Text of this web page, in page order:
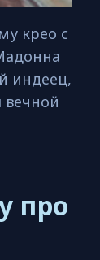
крео с
индеец,
вечной
про